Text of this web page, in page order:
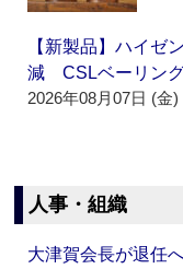
【新製品】ハイゼ
減 CSLベーリン
2026年08月07日 (金)
人事・組織
大津賀会長が退任